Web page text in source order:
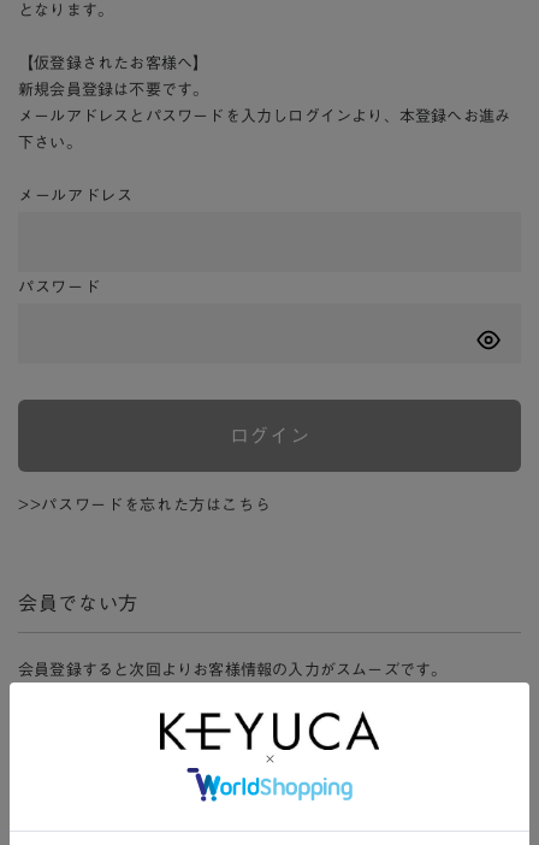
となります。
【仮登録されたお客様へ】
新規会員登録は不要です。
メールアドレスとパスワードを入力しログインより、本登録へお進み
下さい。
メールアドレス
パスワード
ログイン
>>パスワードを忘れた方はこちら
会員でない方
会員登録すると次回よりお客様情報の入力がスムーズです。
ージ、購入履歴をご利用いただけます。